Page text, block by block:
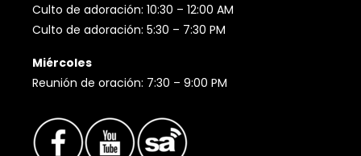
Culto de adoración: 10:30 – 12:00 AM
Culto de adoración: 5:30 – 7:30 PM
Miércoles
Reunión de oración: 7:30 – 9:00 PM